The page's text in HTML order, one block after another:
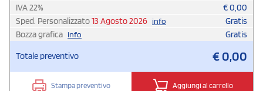
IVA22% €0,00
Sped. Personalizzato13 Agosto 2026 info
Gratis
Bozza grafica info Gratis
Totale preventivo €0,00
Stampa preventivo Aggiungi al carrello